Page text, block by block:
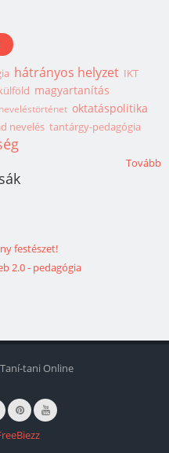
hátrányos helyzet IKT
magyartanítás
neveléstörténet oktatáspolitika
nevelés tantárgy-pedagógia
Tovább
festészet!
2.0 - pedagógia
tani Online